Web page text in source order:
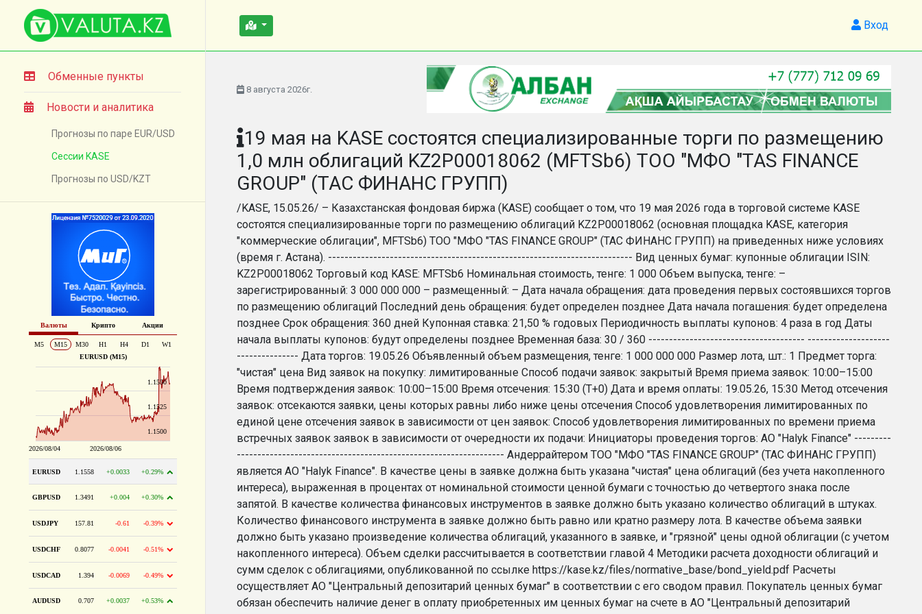
Вход
Обменные пункты
Новости и аналитика
Прогнозы по паре EUR/USD
Сессии KASE
Прогнозы по USD/KZT
8 августа 2026г.
19 мая на KASE состоятся специализированные торги по размещению
1,0 млн облигаций KZ2P00018062 (MFTSb6) ТОО "МФО "TAS FINANCE
GROUP" (ТАС ФИНАНС ГРУПП)
/KASE, 15.05.26/ – Казахстанская фондовая биржа (KASE) сообщает о том, что 19 мая 2026 года в торговой системе KASE
состоятся специализированные торги по размещению облигаций KZ2P00018062 (основная площадка KASE, категория
"коммерческие облигации", MFTSb6) ТОО "МФО "TAS FINANCE GROUP" (ТАС ФИНАНС ГРУПП) на приведенных ниже условиях
(время г. Астана). -------------------------------------------------------------------------- Вид ценных бумаг: купонные облигации ISIN:
KZ2P00018062 Торговый код KASE: MFTSb6 Номинальная стоимость, тенге: 1 000 Объем выпуска, тенге: –
зарегистрированный: 3 000 000 000 – размещенный: – Дата начала обращения: дата проведения первых состоявшихся торгов
по размещению облигаций Последний день обращения: будет определен позднее Дата начала погашения: будет определена
позднее Срок обращения: 360 дней Купонная ставка: 21,50 % годовых Периодичность выплаты купонов: 4 раза в год Даты
начала выплаты купонов: будут определены позднее Временная база: 30 / 360 -------------------------------------- --------------------
--------------- Дата торгов: 19.05.26 Объявленный объем размещения, тенге: 1 000 000 000 Размер лота, шт.: 1 Предмет торга:
"чистая" цена Вид заявок на покупку: лимитированные Способ подачи заявок: закрытый Время приема заявок: 10:00–15:00
Время подтверждения заявок: 10:00–15:00 Время отсечения: 15:30 (Т+0) Дата и время оплаты: 19.05.26, 15:30 Метод отсечения
заявок: отсекаются заявки, цены которых равны либо ниже цены отсечения Способ удовлетворения лимитированных по
единой цене отсечения заявок в зависимости от цен заявок: Способ удовлетворения лимитированных по времени приема
встречных заявок заявок в зависимости от очередности их подачи: Инициаторы проведения торгов: АО "Halyk Finance" ---------
----------------------------------------------------------------- Андеррайтером ТОО "МФО "TAS FINANCE GROUP" (ТАС ФИНАНС ГРУПП)
является АО "Halyk Finance". В качестве цены в заявке должна быть указана "чистая" цена облигаций (без учета накопленного
интереса), выраженная в процентах от номинальной стоимости ценной бумаги с точностью до четвертого знака после
запятой. В качестве количества финансовых инструментов в заявке должно быть указано количество облигаций в штуках.
Количество финансового инструмента в заявке должно быть равно или кратно размеру лота. В качестве объема заявки
должно быть указано произведение количества облигаций, указанного в заявке, и "грязной" цены одной облигации (с учетом
накопленного интереса). Объем сделки рассчитывается в соответствии главой 4 Методики расчета доходности облигаций и
сумм сделок с облигациями, опубликованной по ссылке https://kase.kz/files/normative_base/bond_yield.pdf Расчеты
осуществляет АО "Центральный депозитарий ценных бумаг" в соответствии с его сводом правил. Покупатель ценных бумаг
обязан обеспечить наличие денег в оплату приобретенных им ценных бумаг на счете в АО "Центральный депозитарий